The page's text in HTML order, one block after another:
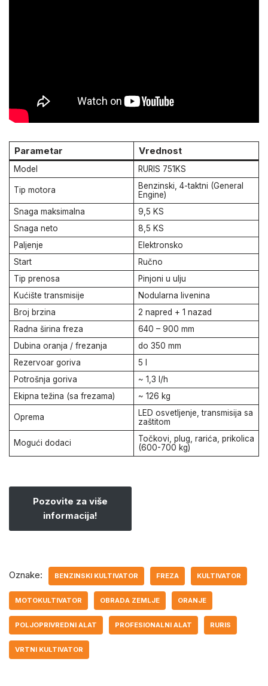
Parametar Vrednost
Model RURIS 751KS
Tip motora
Benzinski, 4-taktni (General
Engine)
Snaga maksimalna
9,5 KS
Snaga neto
8,5 KS
Paljenje
Elektronsko
Start
Ručno
Tip prenosa
Pinjoni u ulju
Kućište transmisije
Nodularna livenina
Broj brzina
2 napred + 1 nazad
Radna širina freza
640 – 900 mm
Dubina oranja / frezanja
do 350 mm
Rezervoar goriva
5 l
Potrošnja goriva
~ 1,3 l/h
Ekipna težina (sa frezama)
~ 126 kg
Oprema
LED osvetljenje, transmisija sa
zaštitom
Mogući dodaci
Točkovi, plug, rarića, prikolica
(600-700 kg)
Pozovite za više
informacija!
Oznake: BENZINSKI KULTIVATOR FREZA KULTIVATOR
MOTOKULTIVATOR OBRADA ZEMLJE ORANJE
POLJOPRIVREDNI ALAT PROFESIONALNI ALAT RURIS
VRTNI KULTIVATOR